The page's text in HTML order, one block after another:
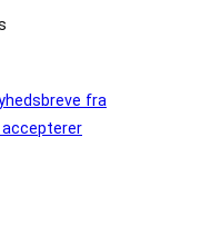
fra
accepterer